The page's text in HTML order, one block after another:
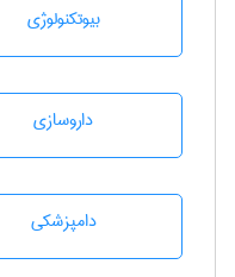
بيوتكنولوژی
داروسازی
دامپزشكی